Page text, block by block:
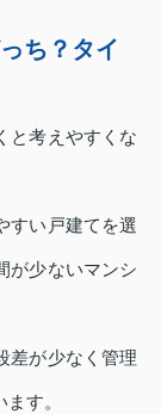
ち？タイ
と考えやすくな
すい戸建てを選
が少ないマンシ
差が少なく管理
す。